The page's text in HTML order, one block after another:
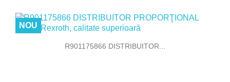
R901175866 DISTRIBUITOR...
NOU